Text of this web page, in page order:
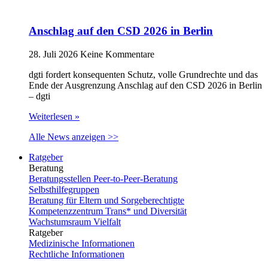
Anschlag auf den CSD 2026 in Berlin
28. Juli 2026 Keine Kommentare
dgti fordert konsequenten Schutz, volle Grundrechte und das
Ende der Ausgrenzung Anschlag auf den CSD 2026 in Berlin
– dgti
Weiterlesen »
Alle News anzeigen >>
Ratgeber
Beratung
Beratungsstellen Peer-to-Peer-Beratung
Selbsthilfegruppen
Beratung für Eltern und Sorgeberechtigte
Kompetenzzentrum Trans* und Diversität
Wachstumsraum Vielfalt
Ratgeber
Medizinische Informationen
Rechtliche Informationen